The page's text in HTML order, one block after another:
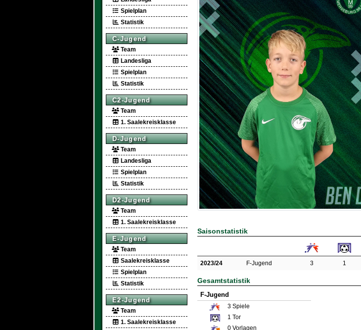
Spielplan
Statistik
C-Jugend
Team
Landesliga
Spielplan
Statistik
C2-Jugend
Team
1. Saalekreisklasse
D-Jugend
Team
Landesliga
Spielplan
Statistik
D2-Jugend
Team
1. Saalekreisklasse
E-Jugend
Team
Saalekreisklasse
Spielplan
Statistik
E2-Jugend
Team
1. Saalekreisklasse
Saisonstatistik
2023/24 F-Jugend 3 1
Gesamtstatistik
F-Jugend
3 Spiele
1 Tor
0 Vorlagen